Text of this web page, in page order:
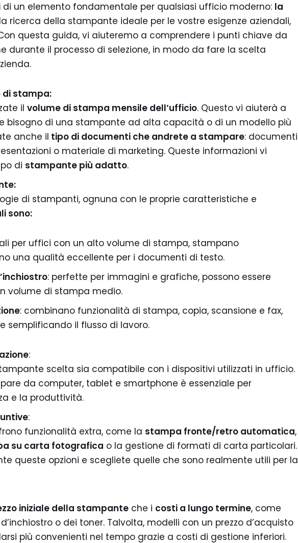
di un elemento fondamentale per qualsiasi ufficio moderno: la
ricerca della stampante ideale per le vostre esigenze aziendali,
questa guida, vi aiuteremo a comprendere i punti chiave da
durante il processo di selezione, in modo da fare la scelta
di stampa:
il volume di stampa mensile dell’ufficio. Questo vi aiuterà a
bisogno di una stampante ad alta capacità o di un modello più
anche il tipo di documenti che andrete a stampare: documenti
o materiale di marketing. Queste informazioni vi
di stampante più adatto.
di stampanti, ognuna con le proprie caratteristiche e
sono:
per uffici con un alto volume di stampa, stampano
una qualità eccellente per i documenti di testo.
: perfette per immagini e grafiche, possono essere
volume di stampa medio.
: combinano funzionalità di stampa, copia, scansione e fax,
semplificando il flusso di lavoro.
:
scelta sia compatibile con i dispositivi utilizzati in ufficio.
da computer, tablet e smartphone è essenziale per
e la produttività.
:
funzionalità extra, come la stampa fronte/retro automatica,
su carta fotografica o la gestione di formati di carta particolari.
queste opzioni e scegliete quelle che sono realmente utili per la
iniziale della stampanteche i costi a lungo termine, come
o dei toner. Talvolta, modelli con un prezzo d’acquisto
più convenienti nel tempo grazie a costi di gestione inferiori.